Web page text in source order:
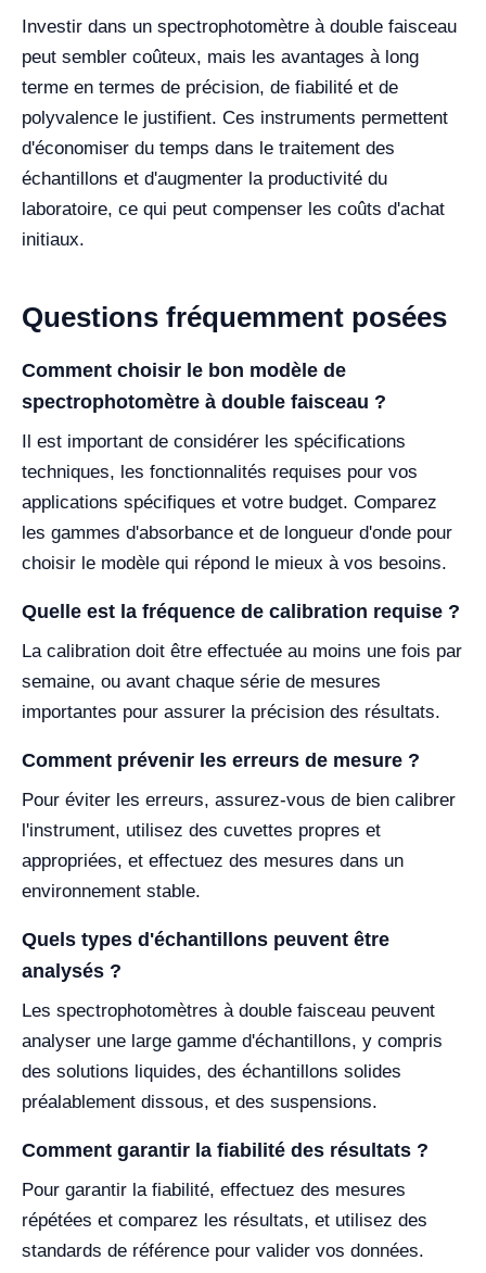
Investir dans un spectrophotomètre à double faisceau
peut sembler coûteux, mais les avantages à long
terme en termes de précision, de fiabilité et de
polyvalence le justifient. Ces instruments permettent
d'économiser du temps dans le traitement des
échantillons et d'augmenter la productivité du
laboratoire, ce qui peut compenser les coûts d'achat
initiaux.
Questions fréquemment posées
Comment choisir le bon modèle de
spectrophotomètre à double faisceau ?
Il est important de considérer les spécifications
techniques, les fonctionnalités requises pour vos
applications spécifiques et votre budget. Comparez
les gammes d'absorbance et de longueur d'onde pour
choisir le modèle qui répond le mieux à vos besoins.
Quelle est la fréquence de calibration requise ?
La calibration doit être effectuée au moins une fois par
semaine, ou avant chaque série de mesures
importantes pour assurer la précision des résultats.
Comment prévenir les erreurs de mesure ?
Pour éviter les erreurs, assurez-vous de bien calibrer
l'instrument, utilisez des cuvettes propres et
appropriées, et effectuez des mesures dans un
environnement stable.
Quels types d'échantillons peuvent être
analysés ?
Les spectrophotomètres à double faisceau peuvent
analyser une large gamme d'échantillons, y compris
des solutions liquides, des échantillons solides
préalablement dissous, et des suspensions.
Comment garantir la fiabilité des résultats ?
Pour garantir la fiabilité, effectuez des mesures
répétées et comparez les résultats, et utilisez des
standards de référence pour valider vos données.